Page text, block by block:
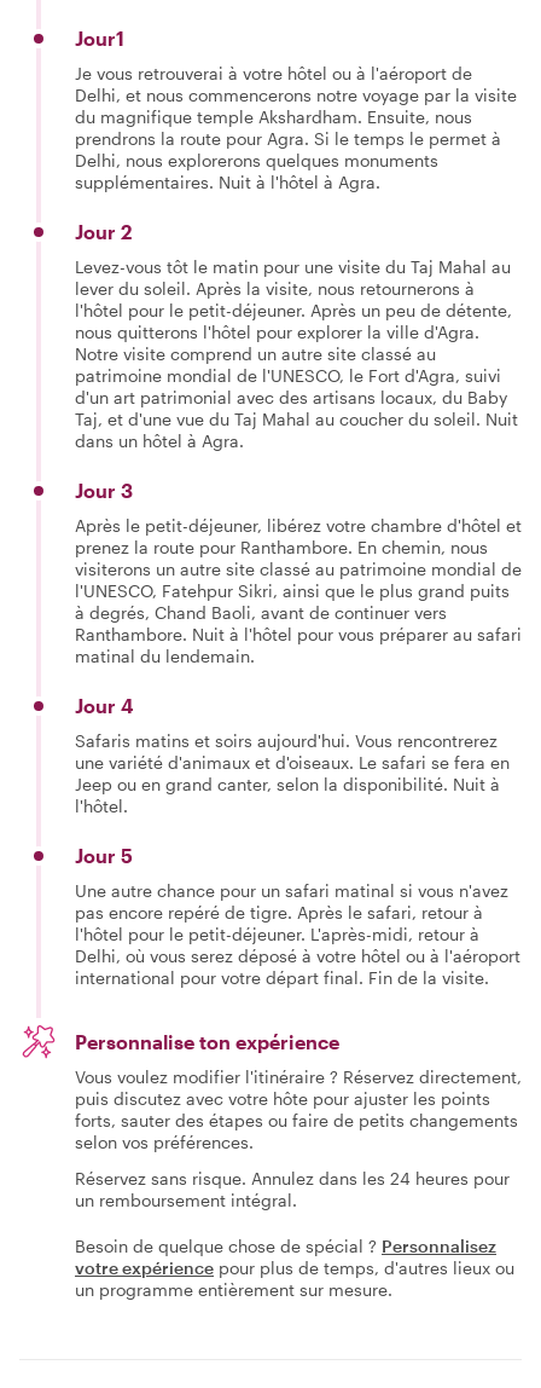
Jour1
Je vous retrouverai à votre hôtel ou à l'aéroport de
Delhi, et nous commencerons notre voyage par la visite
du magnifique temple Akshardham. Ensuite, nous
prendrons la route pour Agra. Si le temps le permet à
Delhi, nous explorerons quelques monuments
supplémentaires. Nuit à l'hôtel à Agra.
Jour 2
Levez-vous tôt le matin pour une visite du Taj Mahal au
lever du soleil. Après la visite, nous retournerons à
l'hôtel pour le petit-déjeuner. Après un peu de détente,
nous quitterons l'hôtel pour explorer la ville d'Agra.
Notre visite comprend un autre site classé au
patrimoine mondial de l'UNESCO, le Fort d'Agra, suivi
d'un art patrimonial avec des artisans locaux, du Baby
Taj, et d'une vue du Taj Mahal au coucher du soleil. Nuit
dans un hôtel à Agra.
Jour 3
Après le petit-déjeuner, libérez votre chambre d'hôtel et
prenez la route pour Ranthambore. En chemin, nous
visiterons un autre site classé au patrimoine mondial de
l'UNESCO, Fatehpur Sikri, ainsi que le plus grand puits
à degrés, Chand Baoli, avant de continuer vers
Ranthambore. Nuit à l'hôtel pour vous préparer au safari
matinal du lendemain.
Jour 4
Safaris matins et soirs aujourd'hui. Vous rencontrerez
une variété d'animaux et d'oiseaux. Le safari se fera en
Jeep ou en grand canter, selon la disponibilité. Nuit à
l'hôtel.
Jour 5
Une autre chance pour un safari matinal si vous n'avez
pas encore repéré de tigre. Après le safari, retour à
l'hôtel pour le petit-déjeuner. L'après-midi, retour à
Delhi, où vous serez déposé à votre hôtel ou à l'aéroport
international pour votre départ final. Fin de la visite.
Personnalise ton expérience
Vous voulez modifier l'itinéraire ? Réservez directement,
puis discutez avec votre hôte pour ajuster les points
forts, sauter des étapes ou faire de petits changements
selon vos préférences.
Réservez sans risque. Annulez dans les 24 heures pour
un remboursement intégral.
Besoin de quelque chose de spécial ? Personnalisez
votre expérience pour plus de temps, d'autres lieux ou
un programme entièrement sur mesure.